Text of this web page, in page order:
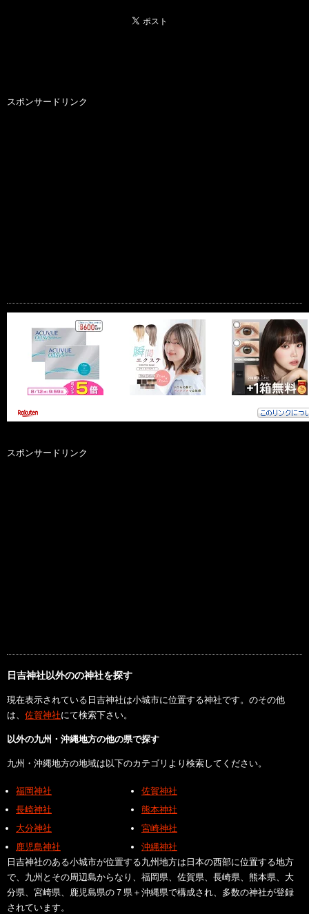
スポンサードリンク
スポンサードリンク
日吉神社以外のの神社を探す
現在表示されている日吉神社は小城市に位置する神社です。のその他
は、 佐賀神社にて検索下さい。
以外の九州・沖縄地方の他の県で探す
九州・沖縄地方の地域は以下のカテゴリより検索してください。
福岡神社
佐賀神社
長崎神社
熊本神社
大分神社
宮崎神社
鹿児島神社
沖縄神社
日吉神社のある小城市が位置する九州地方は日本の西部に位置する地方
で、九州とその周辺島からなり、福岡県、佐賀県、長崎県、熊本県、大
分県、宮崎県、鹿児島県の７県＋沖縄県で構成され、多数の神社が登録
されています。